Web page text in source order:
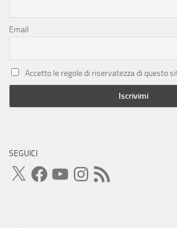
Email
Accetto le regole di riservatezza di questo
SEGUICI
X FacebookYouTubeInstagram
Feed
RSS